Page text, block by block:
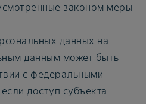
законом меры
данных на
данным может быть
с федеральными
доступ субъекта